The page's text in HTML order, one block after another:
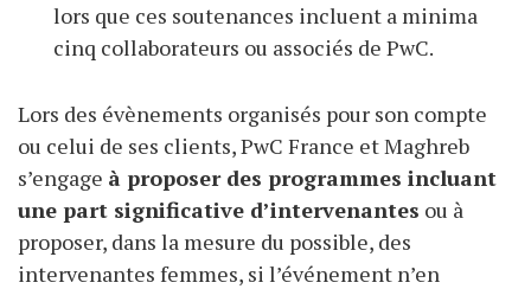
lors que ces soutenances incluent a minima
cinq collaborateurs ou associés de PwC.
Lors des évènements organisés pour son compte
ou celui de ses clients, PwC France et Maghreb
s’engage à proposer des programmes incluant
une part significative d’intervenantes ou à
proposer, dans la mesure du possible, des
intervenantes femmes, si l’événement n’en